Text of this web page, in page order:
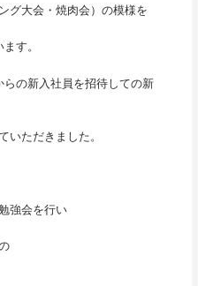
グ大会・焼肉会）の模様を
す。
の新入社員を招待しての新
いただきました。
強会を行い